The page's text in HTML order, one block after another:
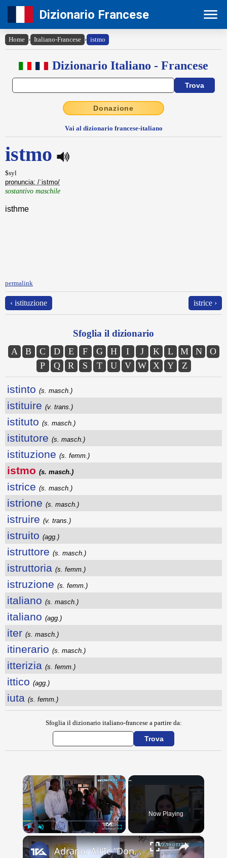
Dizionario Francese
Home › Italiano-Francese › istmo
Dizionario Italiano - Francese
Donazione
Vai al dizionario francese-italiano
istmo
$syl
pronuncia: /ˈistmo/
sostantivo maschile
isthme
permalink
‹ istituzione istrice ›
Sfoglia il dizionario
A B C D E F G H I J K L M N
O
P
Q R S T U V W X Y Z
istinto (s. masch.)
istituire (v. trans.)
istituto (s. masch.)
istitutore (s. masch.)
istituzione (s. femm.)
istmo (s. masch.)
istrice (s. masch.)
istrione (s. masch.)
istruire (v. trans.)
istruito (agg.)
istruttore (s. masch.)
istruttoria (s. femm.)
istruzione (s. femm.)
italiano (s. masch.)
italiano (agg.)
iter (s. masch.)
itinerario (s. masch.)
itterizia (s. femm.)
ittico (agg.)
iuta (s. femm.)
Sfoglia il dizionario italiano-francese a partire da:
×
Now Playing
×
Adrano. All’Ic “Don Antonino La Mela” concluso scambio culturale. Lacrime e abbracci alla partenza d